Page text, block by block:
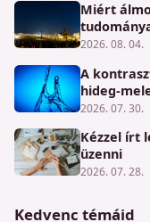
Miért
2026. 08. 04.
A
hideg-
2026. 07. 30.
Kézzel írt
üzenni
2026. 07. 28.
Kedvenc témáid